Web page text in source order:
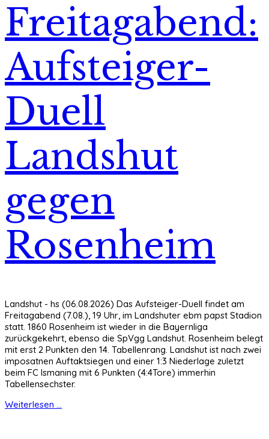
Freitagabend:
Aufsteiger-
Duell
Landshut
gegen
Rosenheim
Landshut - hs (06.08.2026) Das Aufsteiger-Duell findet am
Freitagabend (7.08.), 19 Uhr, im Landshuter ebm papst Stadion
statt. 1860 Rosenheim ist wieder in die Bayernliga
zurückgekehrt, ebenso die SpVgg Landshut. Rosenheim belegt
mit erst 2 Punkten den 14. Tabellenrang. Landshut ist nach zwei
imposatnen Auftaktsiegen und einer 1:3 Niederlage zuletzt
beim FC Ismaning mit 6 Punkten (4:4Tore) immerhin
Tabellensechster.
Weiterlesen ...